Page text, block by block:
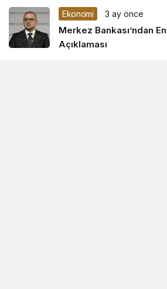
Ekonomi 3 ay önce
Merkez Bankası’ndan
Açıklaması